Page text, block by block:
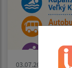
03.07.2026